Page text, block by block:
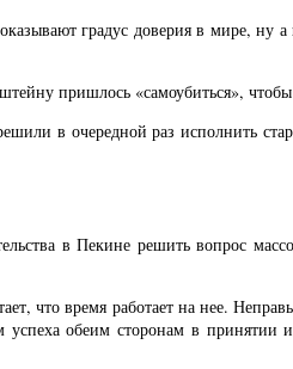
градус доверия в мире, ну а
пришлось «самоубиться», чтобы
в очередной раз исполнить
в Пекине решить вопрос
что время работает на нее.
обеим сторонам в принятии